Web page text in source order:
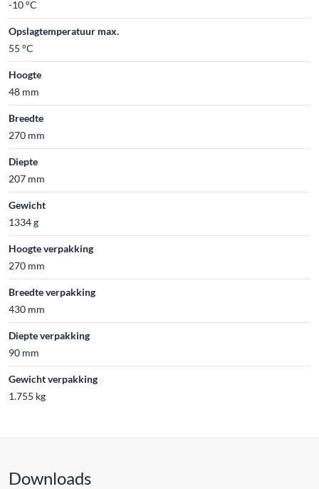
-10 °C
Opslagtemperatuur max.
55 °C
Hoogte
48 mm
Breedte
270 mm
Diepte
207 mm
Gewicht
1334 g
Hoogte verpakking
270 mm
Breedte verpakking
430 mm
Diepte verpakking
90 mm
Gewicht verpakking
1.755 kg
Downloads